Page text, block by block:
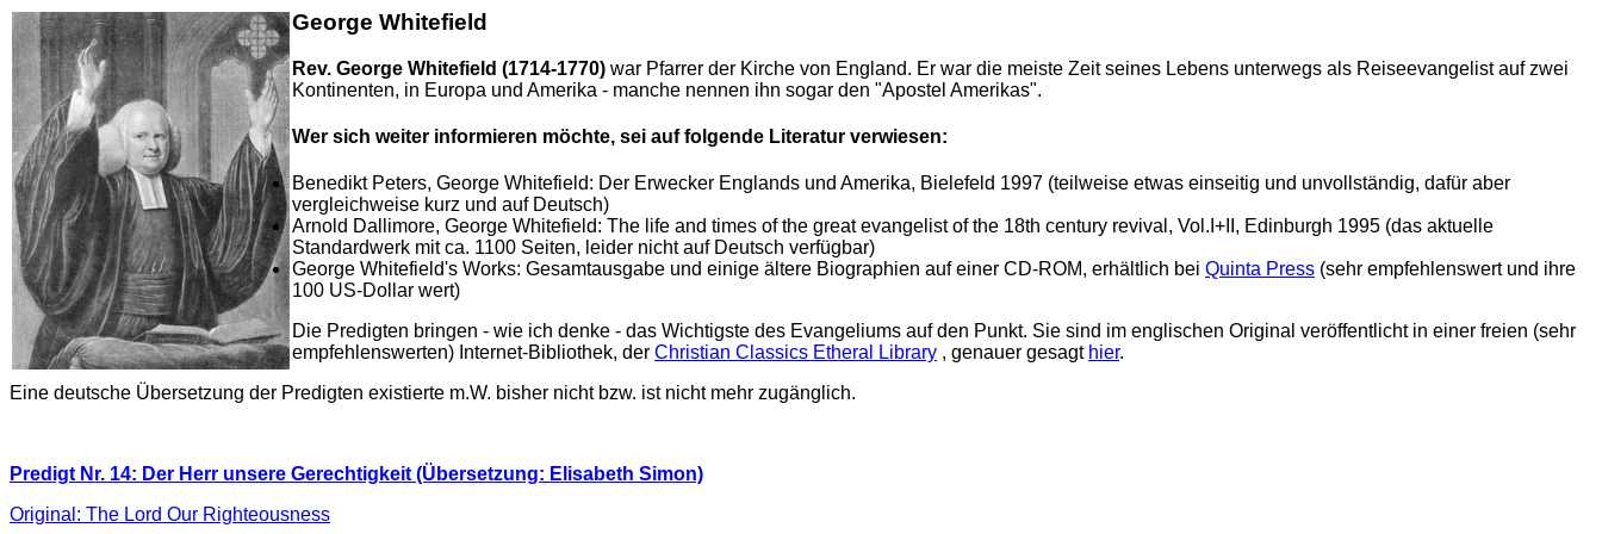
George Whitefield
Rev. George Whitefield (1714-1770) war Pfarrer der Kirche von England. Er war die meiste Zeit seines Lebens unterwegs als Reiseevangelist auf zwei
Kontinenten, in Europa und Amerika - manche nennen ihn sogar den "Apostel Amerikas".
Wer sich weiter informieren möchte, sei auf folgende Literatur verwiesen:
Benedikt Peters, George Whitefield: Der Erwecker Englands und Amerika, Bielefeld 1997 (teilweise etwas einseitig und unvollständig, dafür aber
vergleichweise kurz und auf Deutsch)
Arnold Dallimore, George Whitefield: The life and times of the great evangelist of the 18th century revival, Vol.I+II, Edinburgh 1995 (das aktuelle
Standardwerk mit ca. 1100 Seiten, leider nicht auf Deutsch verfügbar)
George Whitefield's Works: Gesamtausgabe und einige ältere Biographien auf einer CD-ROM, erhältlich bei Quinta Press (sehr empfehlenswert und ihre
100 US-Dollar wert)
Die Predigten bringen - wie ich denke - das Wichtigste des Evangeliums auf den Punkt. Sie sind im englischen Original veröffentlicht in einer freien (sehr
empfehlenswerten) Internet-Bibliothek, der Christian Classics Etheral Library , genauer gesagt hier.
Eine deutsche Übersetzung der Predigten existierte m.W. bisher nicht bzw. ist nicht mehr zugänglich.
Predigt Nr. 14: Der Herr unsere Gerechtigkeit (Übersetzung: Elisabeth Simon)
Original: The Lord Our Righteousness